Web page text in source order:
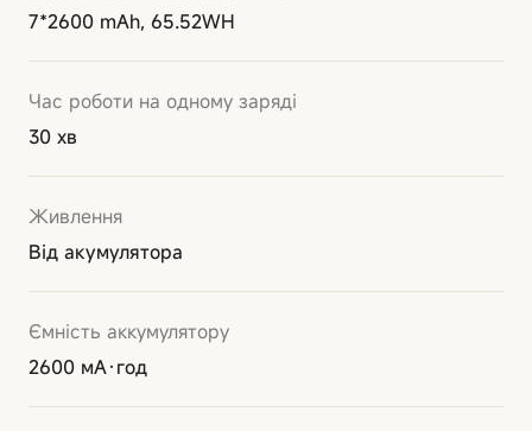
7*2600 mAh, 65.52WH
Час роботи на одному заряді
30 хв
Живлення
Від акумулятора
Ємність аккумулятору
2600 мА·год